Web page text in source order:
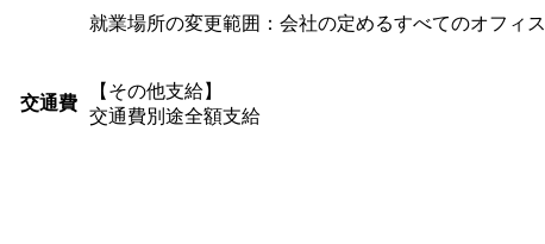
就業場所の変更範囲：会社の定めるすべてのオフィス
交通費
【その他支給】
交通費別途全額支給